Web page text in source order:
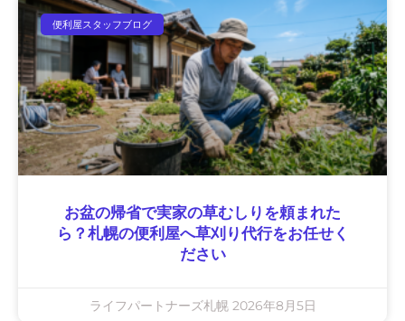
便利屋スタッフブログ
お盆の帰省で実家の草むしりを頼まれた
ら？札幌の便利屋へ草刈り代行をお任せく
ださい
ライフパートナーズ札幌 2026年8月5日